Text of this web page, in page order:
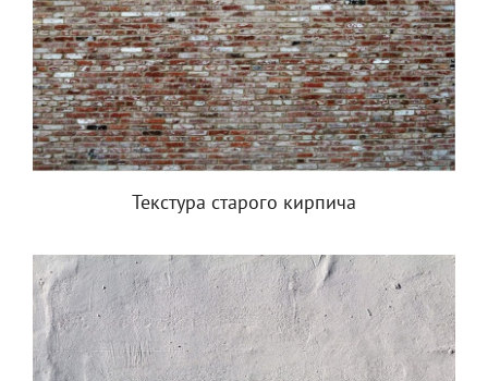
Текстура старого кирпича